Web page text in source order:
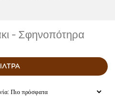
- Σφηνοπότηρα